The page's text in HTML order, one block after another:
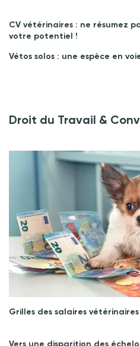
CV vétérinaires : ne résumez
votre potentiel !
Vétos solos : une espèce en
Droit du Travail &
Grilles des salaires
Vers une disparition des